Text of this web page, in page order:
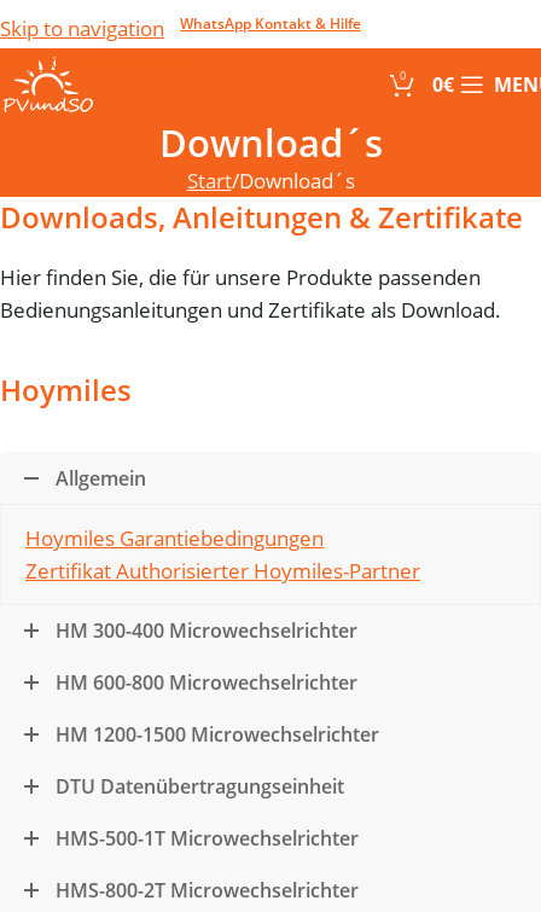
Skip to navigation
Skip to main content
WhatsApp Kontakt & Hilfe
0 0€
Download´s
Start Download´s
Downloads, Anleitungen & Zertifikate
Hier finden Sie, die für unsere Produkte passenden
Bedienungsanleitungen und Zertifikate als Download.
Hoymiles
Allgemein
Hoymiles Garantiebedingungen
Zertifikat Authorisierter Hoymiles-Partner
HM 300-400 Microwechselrichter
HM 600-800 Microwechselrichter
HM 1200-1500 Microwechselrichter
DTU Datenübertragungseinheit
HMS-500-1T Microwechselrichter
HMS-800-2T Microwechselrichter